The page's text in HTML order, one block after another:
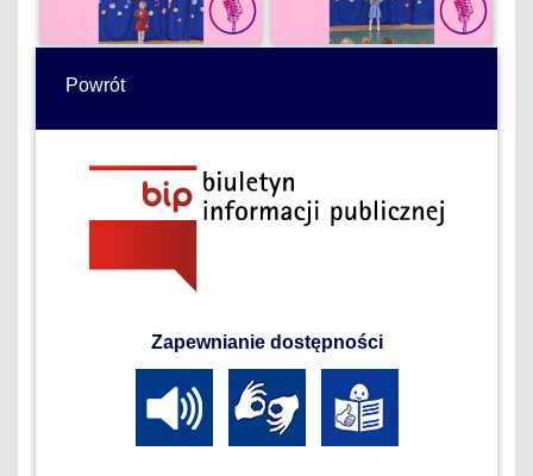
Powrót
Zapewnianie dostępności